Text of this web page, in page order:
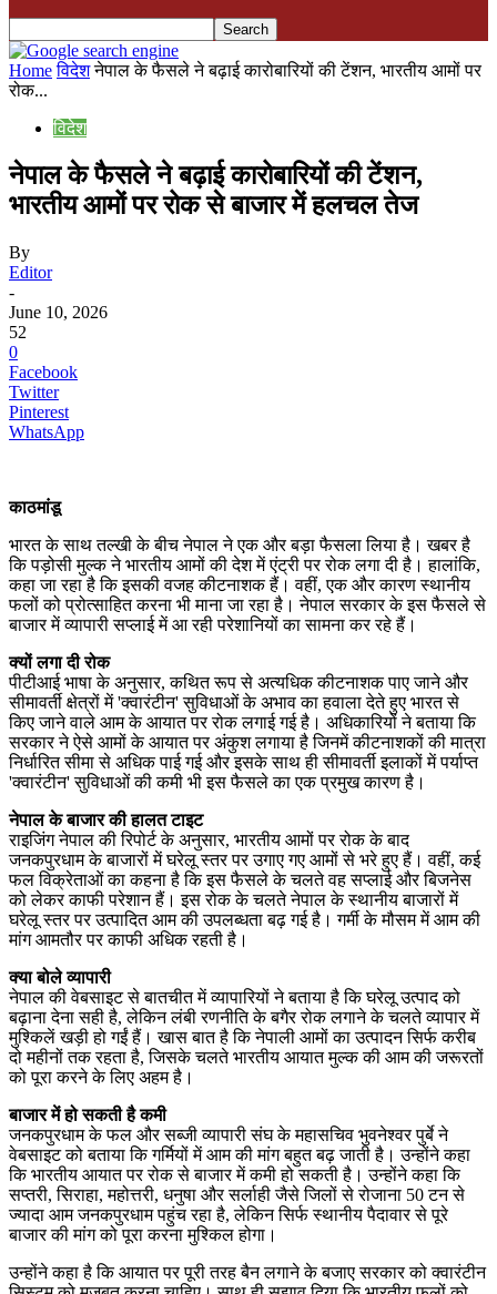
Home विदेश नेपाल के फैसले ने बढ़ाई कारोबारियों की टेंशन, भारतीय आमों पर
रोक...
विदेश
नेपाल के फैसले ने बढ़ाई कारोबारियों की टेंशन,
भारतीय आमों पर रोक से बाजार में हलचल तेज
By
Editor
-
June 10, 2026
52
0
Facebook
Twitter
Pinterest
WhatsApp
काठमांडू
भारत के साथ तल्खी के बीच नेपाल ने एक और बड़ा फैसला लिया है। खबर है
कि पड़ोसी मुल्क ने भारतीय आमों की देश में एंट्री पर रोक लगा दी है। हालांकि,
कहा जा रहा है कि इसकी वजह कीटनाशक हैं। वहीं, एक और कारण स्थानीय
फलों को प्रोत्साहित करना भी माना जा रहा है। नेपाल सरकार के इस फैसले से
बाजार में व्यापारी सप्लाई में आ रही परेशानियों का सामना कर रहे हैं।
क्यों लगा दी रोक
पीटीआई भाषा के अनुसार, कथित रूप से अत्यधिक कीटनाशक पाए जाने और
सीमावर्ती क्षेत्रों में 'क्वारंटीन' सुविधाओं के अभाव का हवाला देते हुए भारत से
किए जाने वाले आम के आयात पर रोक लगाई गई है। अधिकारियों ने बताया कि
सरकार ने ऐसे आमों के आयात पर अंकुश लगाया है जिनमें कीटनाशकों की मात्रा
निर्धारित सीमा से अधिक पाई गई और इसके साथ ही सीमावर्ती इलाकों में पर्याप्त
'क्वारंटीन' सुविधाओं की कमी भी इस फैसले का एक प्रमुख कारण है।
नेपाल के बाजार की हालत टाइट
राइजिंग नेपाल की रिपोर्ट के अनुसार, भारतीय आमों पर रोक के बाद
जनकपुरधाम के बाजारों में घरेलू स्तर पर उगाए गए आमों से भरे हुए हैं। वहीं, कई
फल विक्रेताओं का कहना है कि इस फैसले के चलते वह सप्लाई और बिजनेस
को लेकर काफी परेशान हैं। इस रोक के चलते नेपाल के स्थानीय बाजारों में
घरेलू स्तर पर उत्पादित आम की उपलब्धता बढ़ गई है। गर्मी के मौसम में आम की
मांग आमतौर पर काफी अधिक रहती है।
क्या बोले व्यापारी
नेपाल की वेबसाइट से बातचीत में व्यापारियों ने बताया है कि घरेलू उत्पाद को
बढ़ाना देना सही है, लेकिन लंबी रणनीति के बगैर रोक लगाने के चलते व्यापार में
मुश्किलें खड़ी हो गईं हैं। खास बात है कि नेपाली आमों का उत्पादन सिर्फ करीब
दो महीनों तक रहता है, जिसके चलते भारतीय आयात मुल्क की आम की जरूरतों
को पूरा करने के लिए अहम है।
बाजार में हो सकती है कमी
जनकपुरधाम के फल और सब्जी व्यापारी संघ के महासचिव भुवनेश्वर पुर्बे ने
वेबसाइट को बताया कि गर्मियों में आम की मांग बहुत बढ़ जाती है। उन्होंने कहा
कि भारतीय आयात पर रोक से बाजार में कमी हो सकती है। उन्होंने कहा कि
सप्तरी, सिराहा, महोत्तरी, धनुषा और सर्लाही जैसे जिलों से रोजाना 50 टन से
ज्यादा आम जनकपुरधाम पहुंच रहा है, लेकिन सिर्फ स्थानीय पैदावार से पूरे
बाजार की मांग को पूरा करना मुश्किल होगा।
उन्होंने कहा है कि आयात पर पूरी तरह बैन लगाने के बजाए सरकार को क्वारंटीन